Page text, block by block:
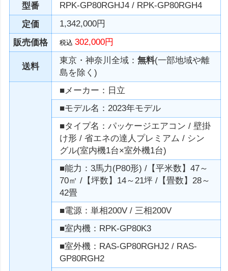
型番
RPK-GP80RGHJ4 / RPK-GP80RGH4
定価
1,342,000円
販売価格
税込302,000円
送料
東京・神奈川全域：無料(一部地域や離
島を除く)
■メーカー：日立
■モデル名：2023年モデル
■タイプ名：パッケージエアコン / 壁掛
け形 / 省エネの達人プレミアム / シン
グル(室内機1台×室外機1台)
■能力：3馬力(P80形) /【平米数】47～
70㎡ /【坪数】14～21坪 /【畳数】28～
42畳
■電源：単相200V / 三相200V
■室内機：RPK-GP80K3
■室外機：RAS-GP80RGHJ2 / RAS-
GP80RGH2